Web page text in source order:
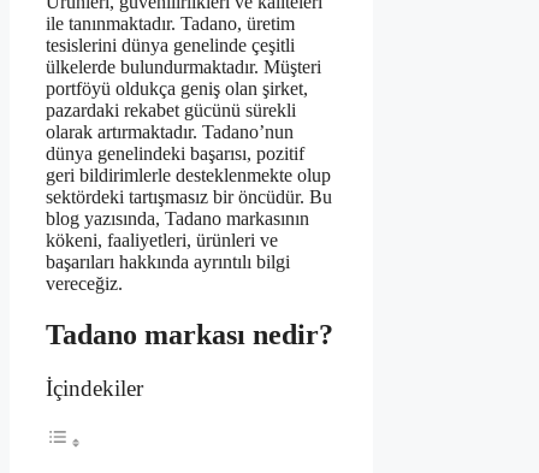
ile tanınmaktadır. Tadano, üretim
tesislerini dünya genelinde çeşitli
ülkelerde bulundurmaktadır. Müşteri
portföyü oldukça geniş olan şirket,
pazardaki rekabet gücünü sürekli
olarak artırmaktadır. Tadano’nun
dünya genelindeki başarısı, pozitif
geri bildirimlerle desteklenmekte olup
sektördeki tartışmasız bir öncüdür. Bu
blog yazısında, Tadano markasının
kökeni, faaliyetleri, ürünleri ve
başarıları hakkında ayrıntılı bilgi
vereceğiz.
Tadano markası nedir?
İçindekiler